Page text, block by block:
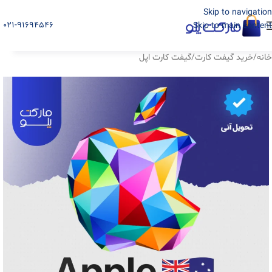
Skip to navigation
Skip to main content
021-91694546
خانه/خرید گیفت کارت/گیفت کارت اپل